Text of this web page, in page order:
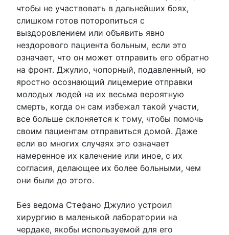
чтобы не участвовать в дальнейших боях,
слишком готов поторопиться с
выздоровлением или объявить явно
нездорового пациента больным, если это
означает, что он может отправить его обратно
на фронт. Джулио, чопорный, подавленный, но
яростно осознающий лицемерие отправки
молодых людей на их весьма вероятную
смерть, когда он сам избежал такой участи,
все больше склоняется к тому, чтобы помочь
своим пациентам отправиться домой. Даже
если во многих случаях это означает
намеренное их калечение или иное, с их
согласия, делающее их более больными, чем
они были до этого.
Без ведома Стефано Джулио устроил
хирургию в маленькой лаборатории на
чердаке, якобы используемой для его